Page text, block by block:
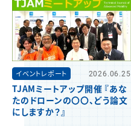
イベントレポート 2026.06.25
TJAMミートアップ開催 『あな
たのドローンの〇〇、どう論文
にしますか？』